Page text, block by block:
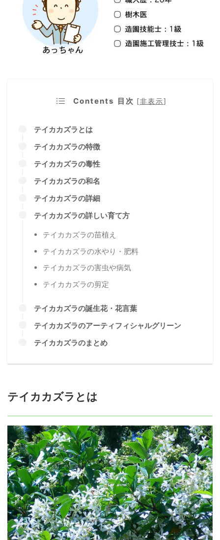
Contents 目次 [非表示]
テイカカズラとは
テイカカズラの特徴
テイカカズラの毒性
テイカカズラの和名
テイカカズラの詳細
テイカカズラの詳しい育て方
テイカカズラの苗植え
テイカカズラの水やり・肥料
テイカカズラの害虫や病気
テイカカズラの剪定
テイカカズラの誕生花・花言葉
テイカカズラのアーティフィシャルグリーン
テイカカズラのまとめ
テイカカズラとは